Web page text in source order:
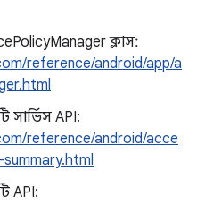
ক্লাস:
reference/android/app/a
সার্ভিস API:
reference/android/acce
API: